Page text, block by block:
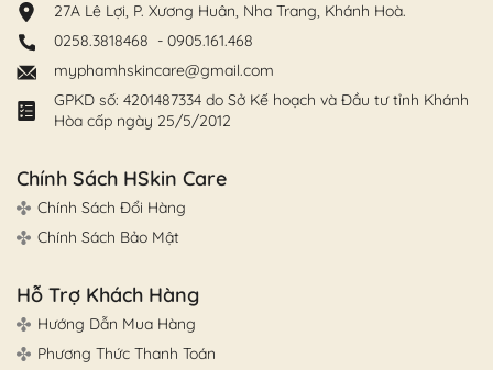
27A Lê Lợi, P. Xương Huân, Nha Trang, Khánh Hoà.
0258.3818468 - 0905.161.468
myphamhskincare@gmail.com
GPKD số: 4201487334 do Sở Kế hoạch và Đầu tư tỉnh Khánh
Hòa cấp ngày 25/5/2012
Chính Sách HSkin Care
Chính Sách Đổi Hàng
Chính Sách Bảo Mật
Hỗ Trợ Khách Hàng
Hướng Dẫn Mua Hàng
Phương Thức Thanh Toán